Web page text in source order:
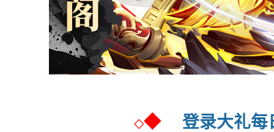
◇◆
登录大礼